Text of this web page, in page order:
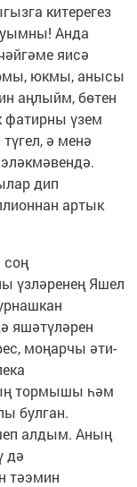
китерегез
Анда
яисә
юкмы, анысы
аңлыйм, бөтен
фатирны үзем
ә менә
дип
артык
үзләренең Яшел
яшәтүләрен
моңарчы әти-
тормышы һәм
булган.
алдым. Аның
дә
тәэмин